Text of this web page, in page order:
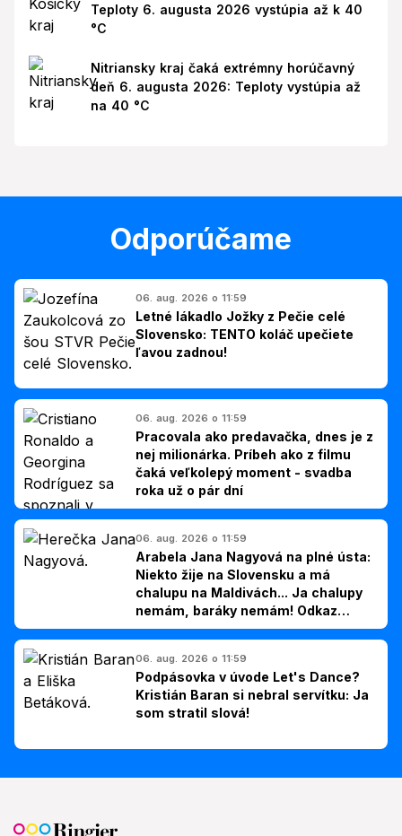
Teploty 6. augusta 2026 vystúpia až k 40
°C
Nitriansky kraj čaká extrémny horúčavný
deň 6. augusta 2026: Teploty vystúpia až
na 40 °C
Odporúčame
06. aug. 2026 o 11:59
Letné lákadlo Jožky z Pečie celé
Slovensko: TENTO koláč upečiete
ľavou zadnou!
06. aug. 2026 o 11:59
Pracovala ako predavačka, dnes je z
nej milionárka. Príbeh ako z filmu
čaká veľkolepý moment - svadba
roka už o pár dní
06. aug. 2026 o 11:59
Arabela Jana Nagyová na plné ústa:
Niekto žije na Slovensku a má
chalupu na Maldivách... Ja chalupy
nemám, baráky nemám! Odkaz
Slovákom
06. aug. 2026 o 11:59
Podpásovka v úvode Let's Dance?
Kristián Baran si nebral servítku: Ja
som stratil slová!